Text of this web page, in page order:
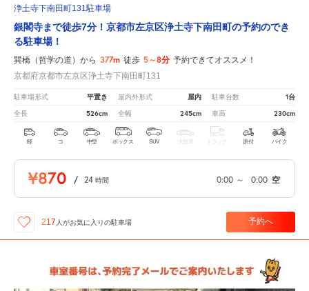
浄土寺下南田町131駐車場
銀閣寺まで徒歩7分！京都市左京区浄土寺下南田町の予約のでき
る駐車場！
巽橋（哲学の道）から 377m 徒歩 5～8分 予約できてオススメ！
京都府京都市左京区浄土寺下南田町131
駐車場形式 平置き 屋内外形式 屋内 駐車台数 1台
全長 526cm 全幅 245cm 車高 230cm
軽 コ 中型 ボックス SUV 大型車 トラック 原付 バイク
¥870 / 24 時間 0:00 ～ 0:00 空
217 人がお気に入りの駐車場 予約へ